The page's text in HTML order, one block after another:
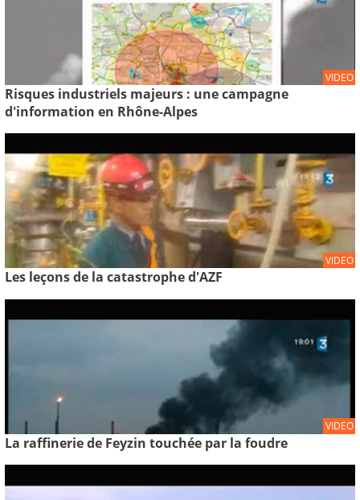
VIDEO
Risques industriels majeurs : une campagne
d'information en Rhône-Alpes
VIDEO
Les leçons de la catastrophe d'AZF
VIDEO
La raffinerie de Feyzin touchée par la foudre